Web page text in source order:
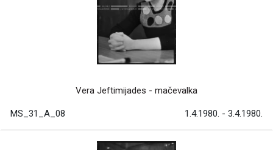
Vera Jeftimijades - mačevalka
MS_31_A_08 1.4.1980. - 3.4.1980.